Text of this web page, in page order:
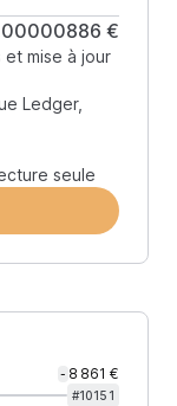
€
et mise à jour
Ledger,
seule
- 8 861 €
#10151